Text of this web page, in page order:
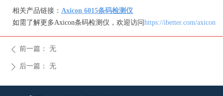
相关产品链接： Axicon 6015条码检测仪
如需了解更多Axicon条码检测仪，欢迎访问https://ibetter.com/axicon
ꄴ 前一篇： 无
ꄲ 后一篇： 无